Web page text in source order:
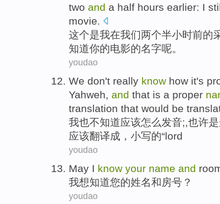
two and a half hours earlier: I
movie.
这个是我在我们两个半小时前的
知道你的电影的名字呢。
youdao
We don't really know how it's
Yahweh, and that is a proper
translation that would be
我也不知道应该怎么发音;,也许是
应该翻译成，小写的“lord
youdao
May I know your name and
我想知道您的姓名和 房号 ？
youdao